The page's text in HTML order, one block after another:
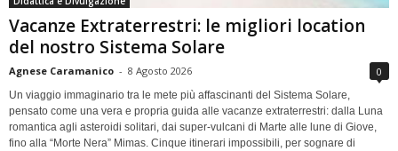
Vacanze Extraterrestri: le migliori location
del nostro Sistema Solare
Agnese Caramanico - 8 Agosto 2026 0
Un viaggio immaginario tra le mete più affascinanti del Sistema Solare,
pensato come una vera e propria guida alle vacanze extraterrestri: dalla Luna
romantica agli asteroidi solitari, dai super-vulcani di Marte alle lune di Giove,
fino alla “Morte Nera” Mimas. Cinque itinerari impossibili, per sognare di